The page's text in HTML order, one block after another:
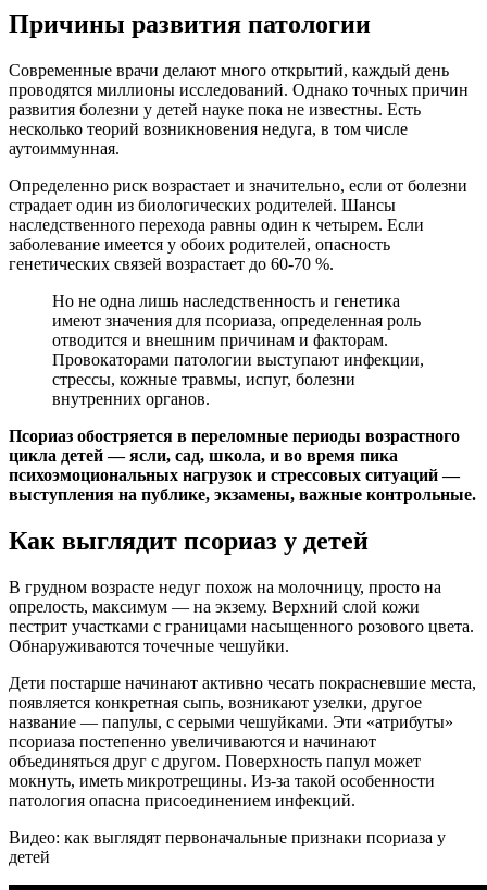
Причины развития патологии
Современные врачи делают много открытий, каждый день
проводятся миллионы исследований. Однако точных причин
развития болезни у детей науке пока не известны. Есть
несколько теорий возникновения недуга, в том числе
аутоиммунная.
Определенно риск возрастает и значительно, если от болезни
страдает один из биологических родителей. Шансы
наследственного перехода равны один к четырем. Если
заболевание имеется у обоих родителей, опасность
генетических связей возрастает до 60-70 %.
Но не одна лишь наследственность и генетика
имеют значения для псориаза, определенная роль
отводится и внешним причинам и факторам.
Провокаторами патологии выступают инфекции,
стрессы, кожные травмы, испуг, болезни
внутренних органов.
Псориаз обостряется в переломные периоды возрастного
цикла детей — ясли, сад, школа, и во время пика
психоэмоциональных нагрузок и стрессовых ситуаций —
выступления на публике, экзамены, важные контрольные.
Как выглядит псориаз у детей
В грудном возрасте недуг похож на молочницу, просто на
опрелость, максимум — на экзему. Верхний слой кожи
пестрит участками с границами насыщенного розового цвета.
Обнаруживаются точечные чешуйки.
Дети постарше начинают активно чесать покрасневшие места,
появляется конкретная сыпь, возникают узелки, другое
название — папулы, с серыми чешуйками. Эти «атрибуты»
псориаза постепенно увеличиваются и начинают
объединяться друг с другом. Поверхность папул может
мокнуть, иметь микротрещины. Из-за такой особенности
патология опасна присоединением инфекций.
Видео: как выглядят первоначальные признаки псориаза у
детей